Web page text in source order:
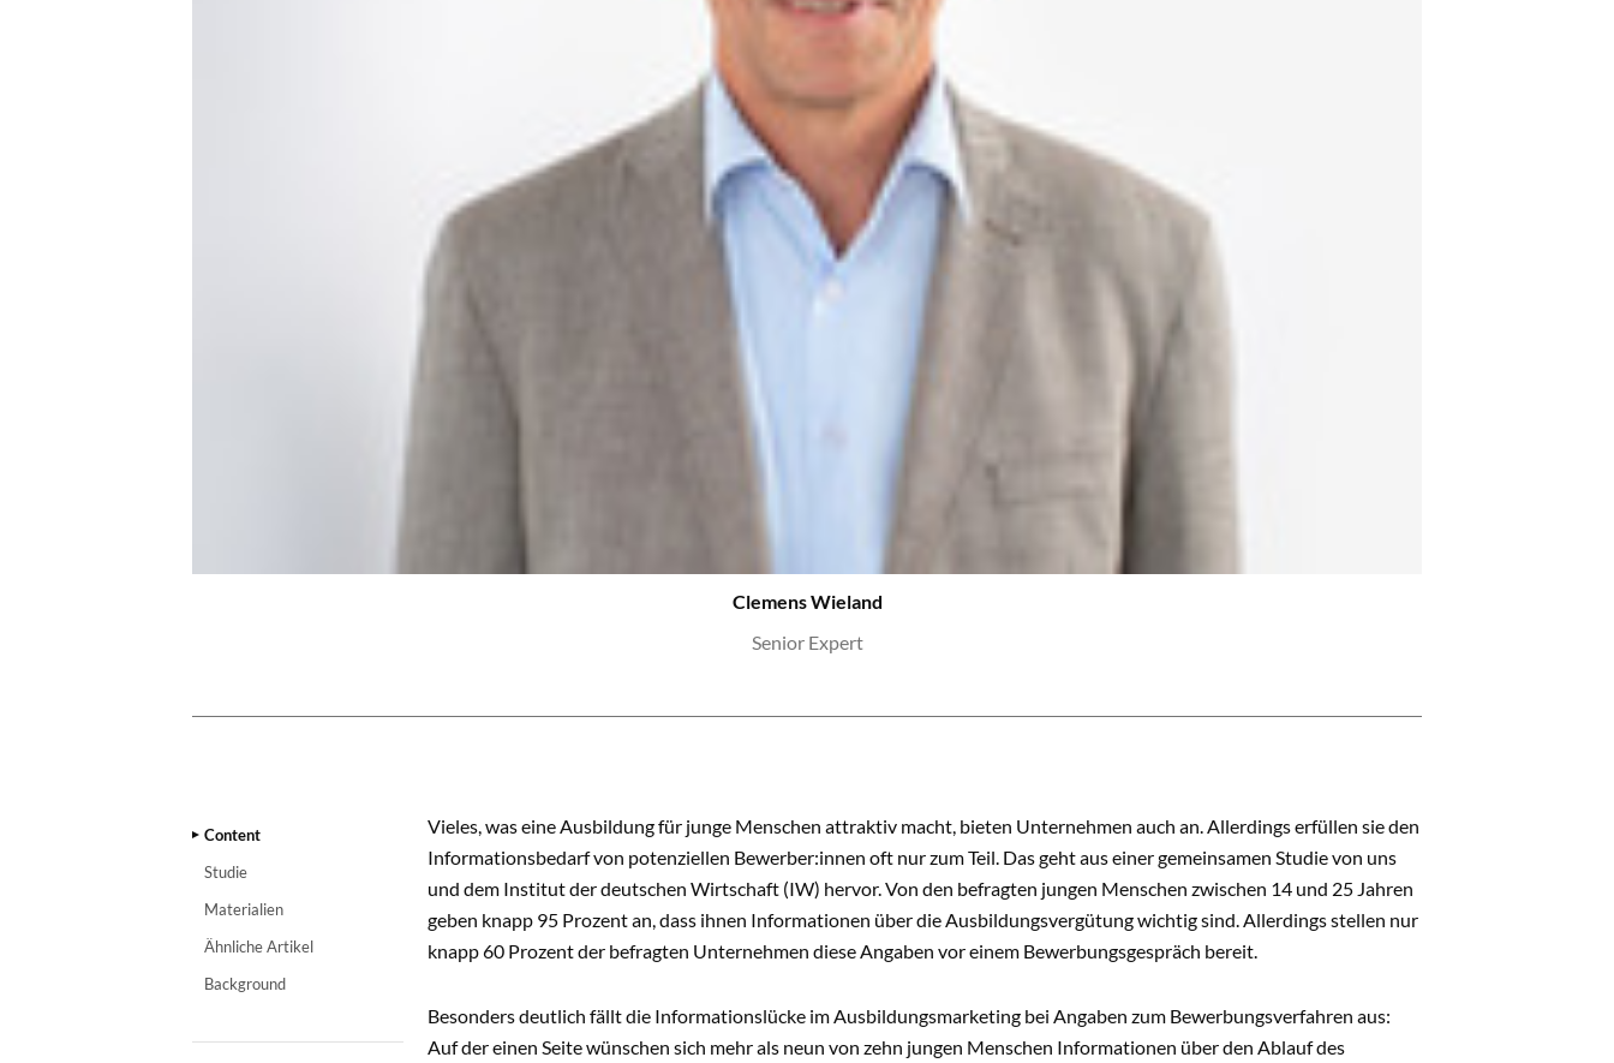
Clemens Wieland
Senior Expert
Content
Studie
Materialien
Ähnliche Artikel
Background
CONTENT
Vieles, was eine Ausbildung für junge Menschen attraktiv macht, bieten Unternehmen auch an. Allerdings erfüllen sie den
Informationsbedarf von potenziellen Bewerber:innen oft nur zum Teil. Das geht aus einer gemeinsamen Studie von uns
und dem Institut der deutschen Wirtschaft (IW) hervor. Von den befragten jungen Menschen zwischen 14 und 25 Jahren
geben knapp 95 Prozent an, dass ihnen Informationen über die Ausbildungsvergütung wichtig sind. Allerdings stellen nur
knapp 60 Prozent der befragten Unternehmen diese Angaben vor einem Bewerbungsgespräch bereit.
Besonders deutlich fällt die Informationslücke im Ausbildungsmarketing bei Angaben zum Bewerbungsverfahren aus:
Auf der einen Seite wünschen sich mehr als neun von zehn jungen Menschen Informationen über den Ablauf des